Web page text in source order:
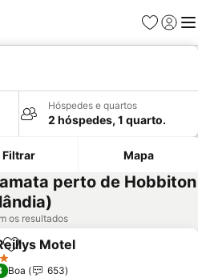
Favoritos
Iniciar
Hóspedes e quartos
2 hóspedes, 1 quarto.
Filtrar Mapa
perto de Hobbiton
os resultados
Adicionar aos favoritos
Motel
Boa
653